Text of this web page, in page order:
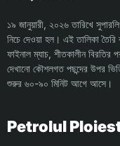
১৯ জানুয়ারী, ২০২৬ তারিখে
নিচে দেওয়া হল। এই তালিকা
ফাইনাল ম্যাচ, শীতকালীন বিরতির
দেখানো কৌশলগত পছন্দের উপর
শুরুর ৬০-৯০ মিনিট আগে আসে।
Petrolul Ploiesti